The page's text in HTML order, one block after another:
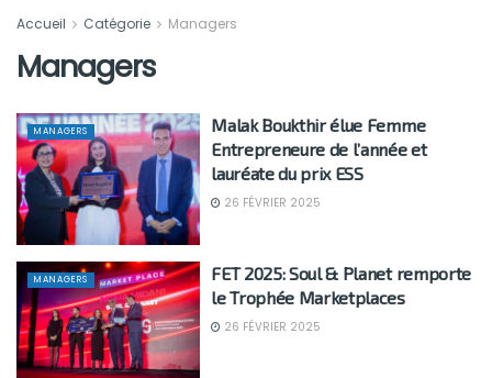
Accueil Catégorie Managers
Managers
MANAGERS
Malak Boukthir élue Femme
Entrepreneure de l’année et
lauréate du prix ESS
26 FÉVRIER 2025
MANAGERS
FET 2025: Soul & Planet remporte
le Trophée Marketplaces
26 FÉVRIER 2025